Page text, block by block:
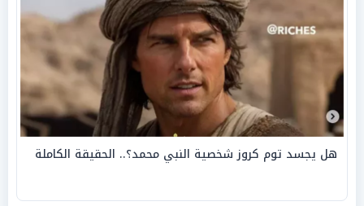
هل يجسد توم كروز شخصية النبي محمد؟.. الحقيقة الكاملة